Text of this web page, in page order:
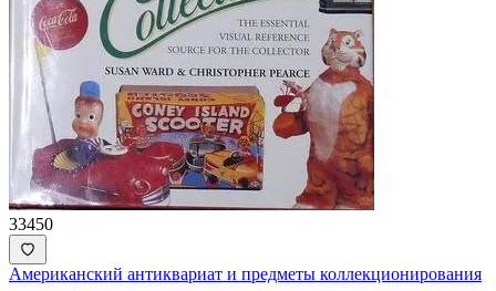
33450
Американский антиквариат и предметы коллекционирования